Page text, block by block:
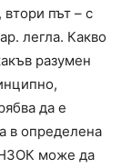
път – с
легла. Какво
разумен
да е
в определена
НЗОК може да